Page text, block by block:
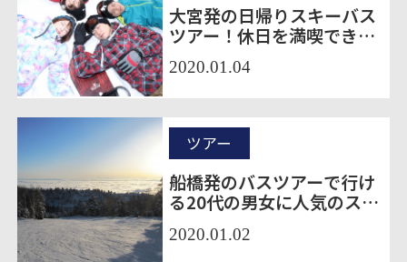
大宮発の日帰りスキーバス
ツアー！休日を満喫できる
ゲレンデ12選
2020.01.04
船橋発のバスツアーで行け
る20代の男女に人気のスキ
ー場5選
ツアー
2020.01.02